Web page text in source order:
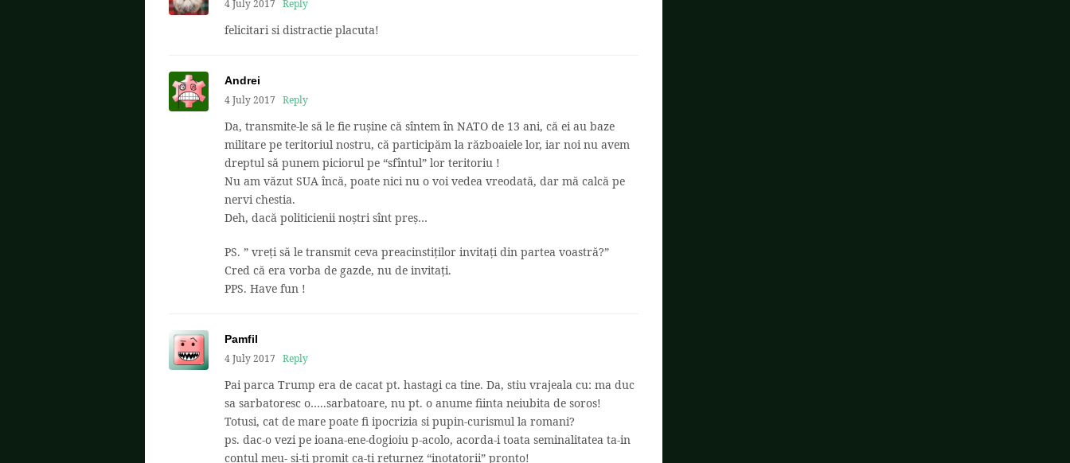
4 July 2017
Reply
felicitari si distractie placuta!
Andrei
4 July 2017
Reply
Da, transmite-le să le fie rușine că sîntem în NATO de 13 ani, că ei au baze
militare pe teritoriul nostru, că participăm la războaiele lor, iar noi nu avem
dreptul să punem piciorul pe “sfîntul” lor teritoriu !
Nu am văzut SUA încă, poate nici nu o voi vedea vreodată, dar mă calcă pe
nervi chestia.
Deh, dacă politicienii noștri sînt preș…
PS. ” vreți să le transmit ceva preacinstiților invitați din partea voastră?”
Cred că era vorba de gazde, nu de invitați.
PPS. Have fun !
Pamfil
4 July 2017
Reply
Pai parca Trump era de cacat pt. hastagi ca tine. Da, stiu vrajeala cu: ma duc
sa sarbatoresc o…..sarbatoare, nu pt. o anume fiinta neiubita de soros!
Totusi, cat de mare poate fi ipocrizia si pupin-curismul la romani?
ps. dac-o vezi pe ioana-ene-dogioiu p-acolo, acorda-i toata seminalitatea ta-in
contul meu- si-ti promit ca-ti returnez “inotatorii” pronto!